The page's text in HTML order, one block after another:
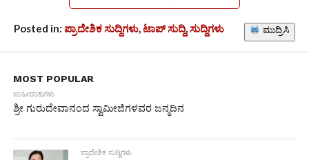
Posted in: ಪ್ರಾದೇಶಿಕ ಸುದ್ದಿಗಳು,ಟಾಪ್ ಸುದ್ದಿ,ಸುದ್ದಿಗಳು ಮುದ್ರಿಸಿ
MOST POPULAR
ಜಾಹೀರಾತುಗಳು
ಶ್ರೀ ಗುರುದೇವಾನಂದ ಸ್ವಾಮೀಜಿಗಳವರ ಜನ್ಮದಿನ
ಪ್ರಾದೇಶಿಕ ಸುದ್ದಿಗಳು